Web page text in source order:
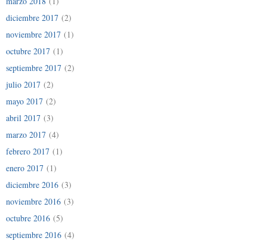
diciembre 2017 (2)
noviembre 2017 (1)
octubre 2017 (1)
septiembre 2017 (2)
julio 2017 (2)
mayo 2017 (2)
abril 2017 (3)
marzo 2017 (4)
febrero 2017 (1)
enero 2017 (1)
diciembre 2016 (3)
noviembre 2016 (3)
octubre 2016 (5)
septiembre 2016 (4)